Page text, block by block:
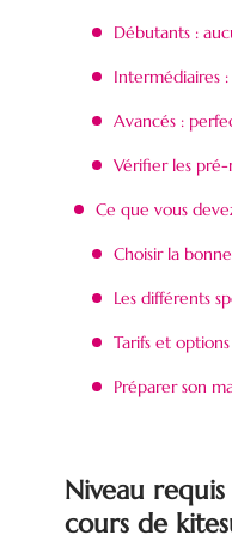
Débutants :
Intermédiaires
Avancés :
Vérifier les pré-
Ce que vous
Choisir la
Les différents
Tarifs et
Préparer son
Niveau
cours de